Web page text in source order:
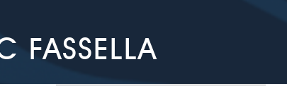
FASSELLA